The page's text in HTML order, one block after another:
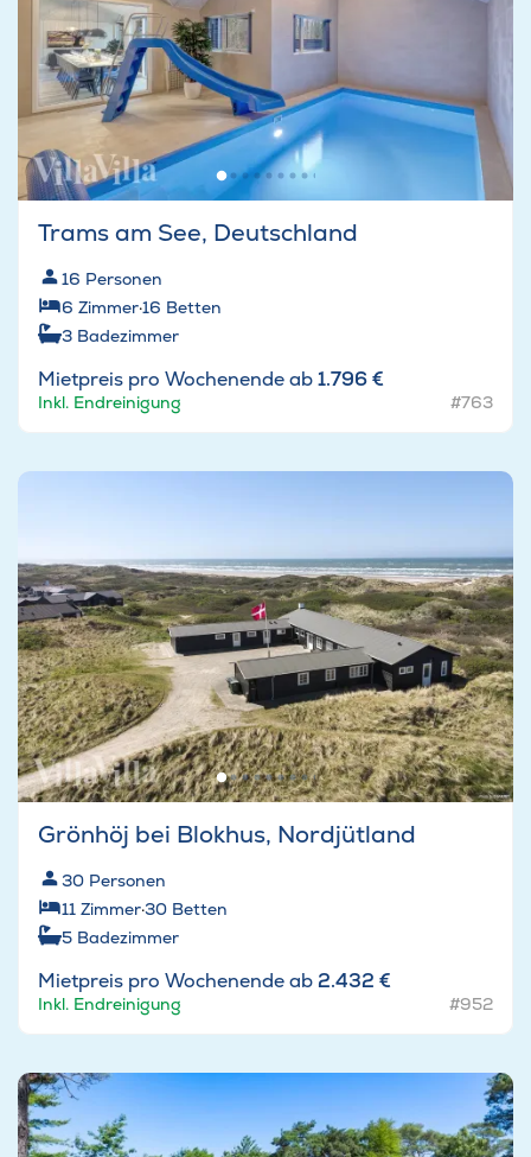
Trams am See, Deutschland
16 Personen
6 Zimmer·16 Betten
3 Badezimmer
Mietpreis pro Wochenende ab1.796 €
Inkl. Endreinigung #763
Grönhöj bei Blokhus, Nordjütland
30 Personen
11 Zimmer·30 Betten
5 Badezimmer
Mietpreis pro Wochenende ab 2.432 €
Inkl. Endreinigung #952